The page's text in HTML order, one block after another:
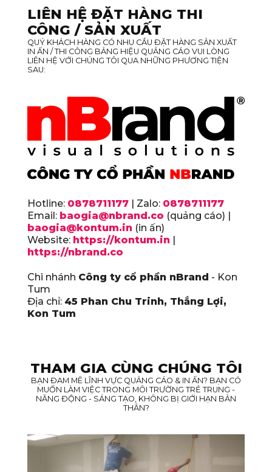
LIÊN HỆ ĐẶT HÀNG THI
CÔNG / SẢN XUẤT
QUÝ KHÁCH HÀNG CÓ NHU CẦU ĐẶT HÀNG SẢN XUẤT
IN ẤN / THI CÔNG BẢNG HIỆU QUẢNG CÁO VUI LÒNG
LIÊN HỆ VỚI CHÚNG TÔI QUA NHỮNG PHƯƠNG TIỆN
SAU:
Hotline: 0878711177 | Zalo: 0878711177
Email: baogia@nbrand.co (quảng cáo) |
baogia@kontum.in (in ấn)
Website: https://kontum.in
https://nbrand.co
Chi nhánh Công ty cổ phần nBrand - Kon
Tum
Địa chỉ: 45 Phan Chu Trinh, Thắng Lợi,
Kon Tum
THAM GIA CÙNG CHÚNG TÔI
BẠN ĐAM MÊ LĨNH VỰC QUẢNG CÁO & IN ẤN? BẠN CÓ
MUỐN LÀM VIỆC TRONG MÔI TRƯỜNG TRẺ TRUNG -
NĂNG ĐỘNG - SÁNG TẠO, KHÔNG BỊ GIỚI HẠN BẢN
THÂN?